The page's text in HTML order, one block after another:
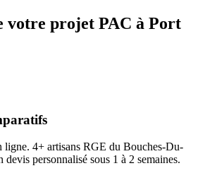
votre projet PAC à Port
ligne. 4+ artisans RGE du Bouches-Du-
personnalisé sous 1 à 2 semaines.